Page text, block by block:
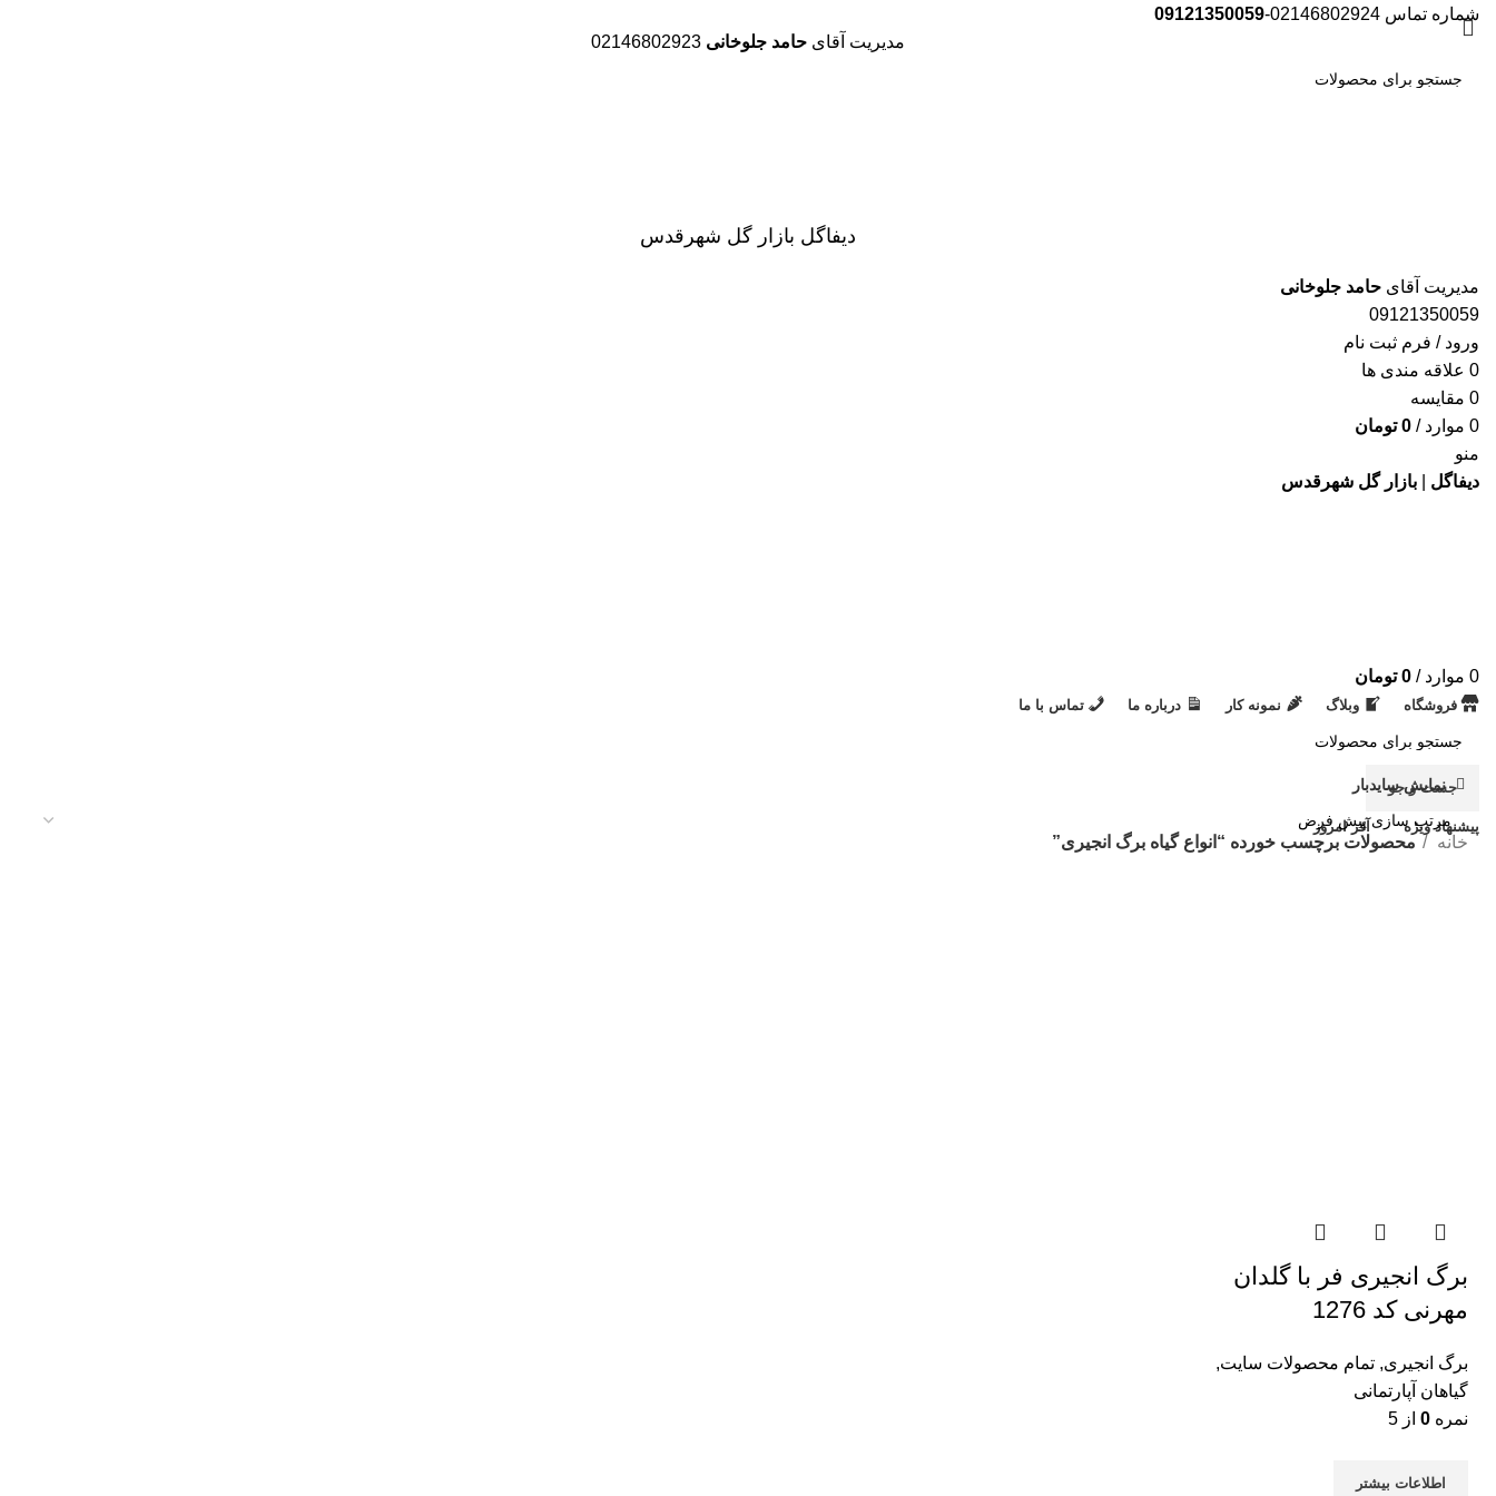
شماره تماس 02146802924-
09121350059
مدیریت آقای حامد جلوخانی
دیفاگل بازار گل شهرقدس
مدیریت آقای حامد جلوخانی
09121350059
ورود / فرم ثبت نام
0 علاقه مندی ها
0 مقایسه
0 موارد /
0 تومان
منو
دیفاگل
بازار گل شهرقدس
0 موارد /
0 تومان
فروشگاه وبلاگ نمونه کار درباره ما تماس با ما
جست و جو
پیشنهاد ویژه آفر امروز
خانه محصولات برچسب خورده “انواع گیاه برگ انجیری”
نمایش سایدبار
برگ انجیری فر با گلدان
مهرنی کد 1276
برگ انجیری, تمام محصولات سایت,
گیاهان آپارتمانی
نمره 0 از 5
اطلاعات بیشتر